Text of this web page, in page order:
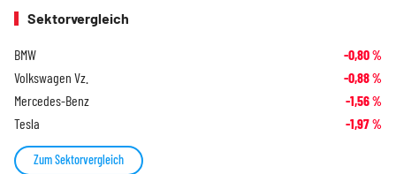
Sektorvergleich
BMW -0,80%
Volkswagen Vz. -0,88%
Mercedes-Benz -1,56%
Tesla -1,97%
Zum Sektorvergleich